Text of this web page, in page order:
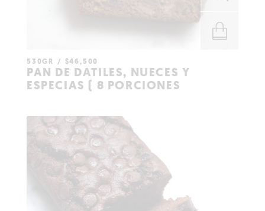
530GR $46,500
PAN DE DATILES, NUECES Y
ESPECIAS ( 8 PORCIONES